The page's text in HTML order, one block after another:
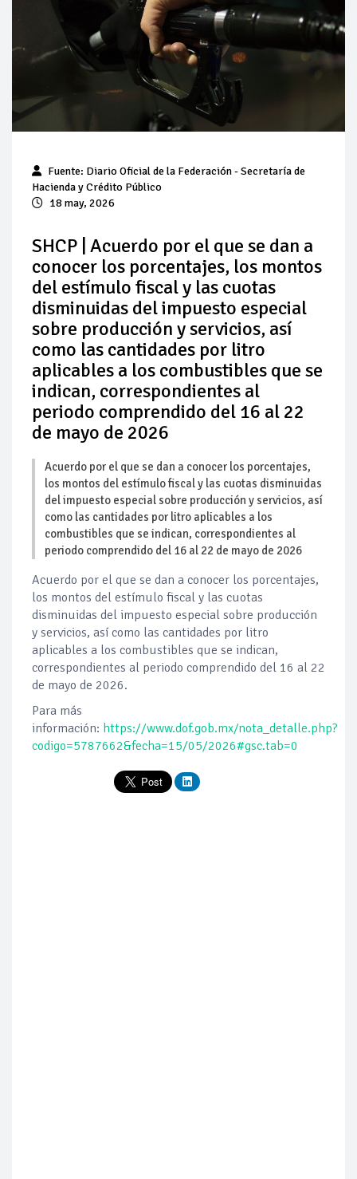
Baja 5% más el precio internacional del crudo por posible
acuerdo de paz
Aumentan 83% ventas de diésel Pemex: PetroIntelligence
Aumenta la producción de hidrocarburos de Pemex; aún
Medio Oriente
Cautela en el mercado por conversaciones Irán-Omán
mantienen precios al alza
Fuente: Diario Oficial de la Federación - Secretaría de
Hacienda y Crédito Público
18 may, 2026
SHCP | Acuerdo por el que se dan a
conocer los porcentajes, los montos
del estímulo fiscal y las cuotas
disminuidas del impuesto especial
sobre producción y servicios, así
como las cantidades por litro
aplicables a los combustibles que se
indican, correspondientes al
periodo comprendido del 16 al 22
de mayo de 2026
Acuerdo por el que se dan a conocer los porcentajes,
los montos del estímulo fiscal y las cuotas disminuidas
del impuesto especial sobre producción y servicios, así
como las cantidades por litro aplicables a los
combustibles que se indican, correspondientes al
periodo comprendido del 16 al 22 de mayo de 2026
Acuerdo por el que se dan a conocer los porcentajes,
los montos del estímulo fiscal y las cuotas
disminuidas del impuesto especial sobre producción
y servicios, así como las cantidades por litro
aplicables a los combustibles que se indican,
correspondientes al periodo comprendido del 16 al 22
de mayo de 2026.
Para más
información: https://www.dof.gob.mx/nota_detalle.php?
codigo=5787662&fecha=15/05/2026#gsc.tab=0